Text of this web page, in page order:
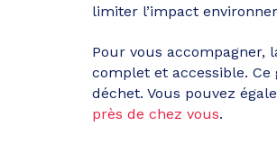
limiter l’impact
Pour vous
complet et accessible.
déchet. Vous pouvez
près de chez vous.